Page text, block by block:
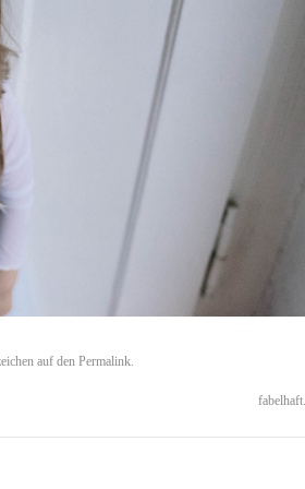
auf den Permalink.